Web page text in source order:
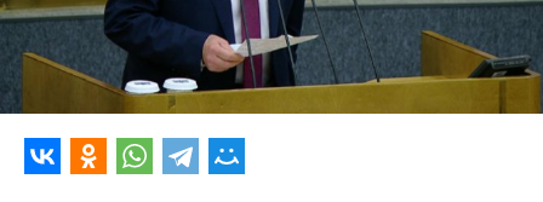
0:00 11:13